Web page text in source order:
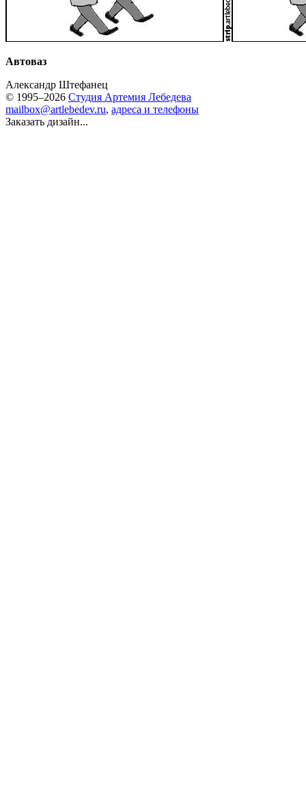
Автоваз
Александр Штефанец
© 1995–2026 Студия Артемия Лебедева
mailbox@artlebedev.ru, адреса и телефоны
Заказать дизайн...